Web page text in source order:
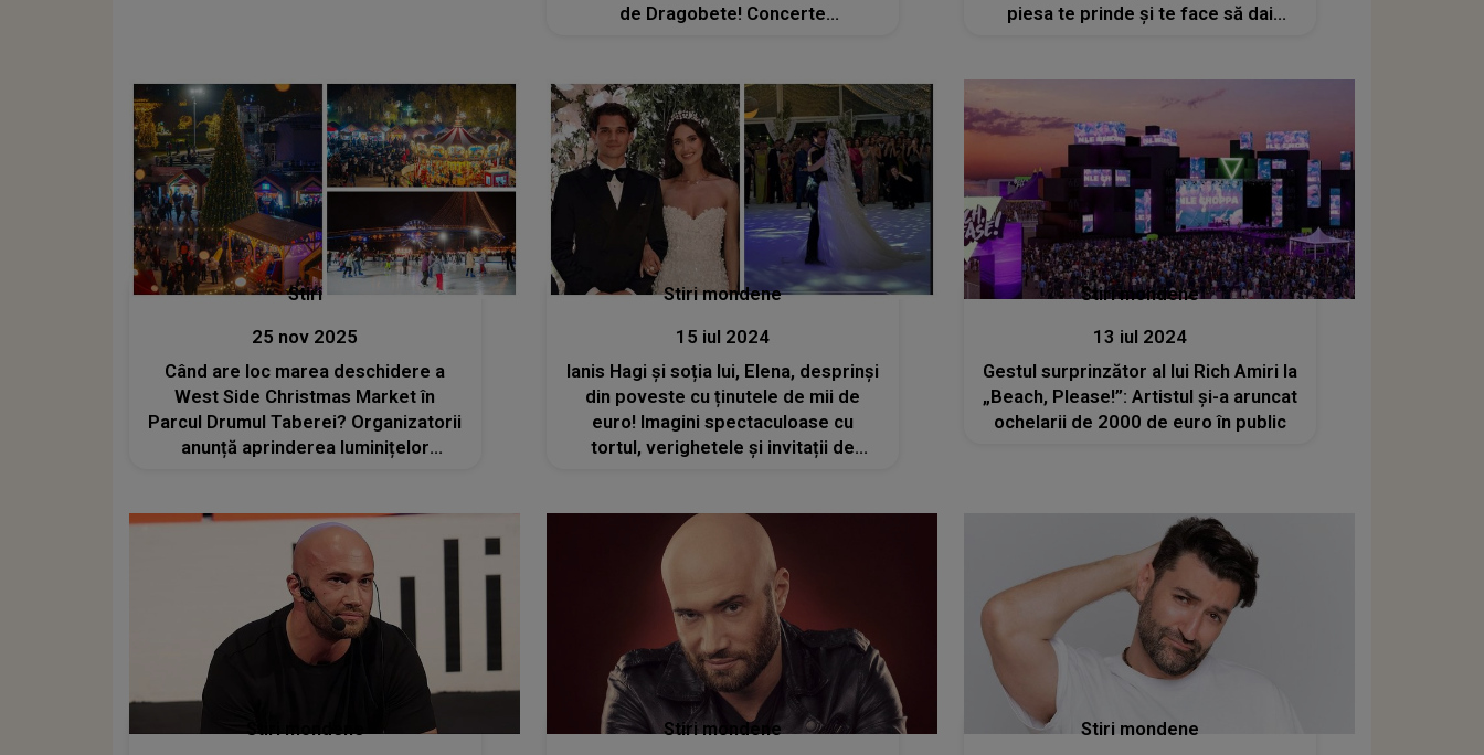
de Dragobete! Concerte
dragi
piesa te prinde și te face să dai
Stiri
25 nov 2025
Când are loc marea deschidere a
West Side Christmas Market în
Parcul Drumul Taberei? Organizatorii
anunță aprinderea luminițelor
susținut de Andia
Stiri mondene
15 iul 2024
Ianis Hagi și soția lui, Elena, desprinși
din poveste cu ținutele de mii de
euro! Imagini spectaculoase cu
tortul, verighetele și invitații de
Stiri mondene
13 iul 2024
Gestul surprinzător al lui Rich Amiri la
„Beach, Please!”: Artistul și-a aruncat
ochelarii de 2000 de euro în public
Stiri mondene Stiri mondene